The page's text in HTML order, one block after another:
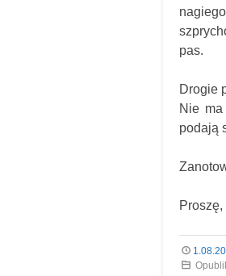
pas.
Drogie
Nie
podają